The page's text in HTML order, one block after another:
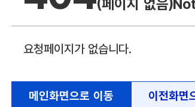
(페이지 없음)
요청페이지가 없습니다.
메인화면으로 이동 이전화면